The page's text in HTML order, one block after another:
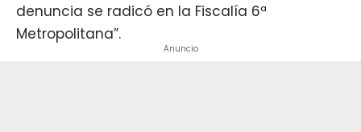
denuncia se radicó en la Fiscalía 6ª
Metropolitana”.
Anuncio